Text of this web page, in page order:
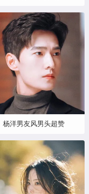
杨洋男友风男头超赞